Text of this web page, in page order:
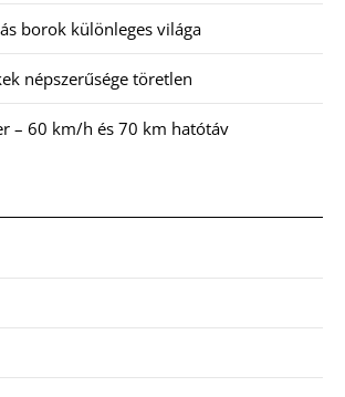
borok különleges világa
népszerűsége töretlen
– 60 km/h és 70 km hatótáv